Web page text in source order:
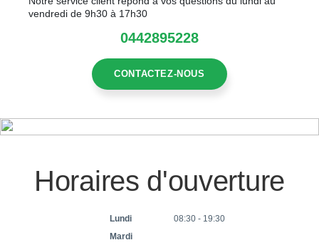
vendredi de 9h30 à 17h30
0442895228
CONTACTEZ-NOUS
Horaires d'ouverture
Lundi
08:30 - 19:30
Mardi